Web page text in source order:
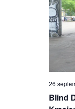
Blind
26